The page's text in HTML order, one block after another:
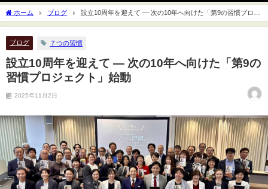
ホーム ブログ
設立10周年を迎えて ― 次の10年へ向けた「第9の習慣プロジ
ェクト」始動
ブログ ７つの習慣
設立10周年を迎えて ― 次の10年へ向けた「第9の
習慣プロジェクト」始動
2025年11月2日